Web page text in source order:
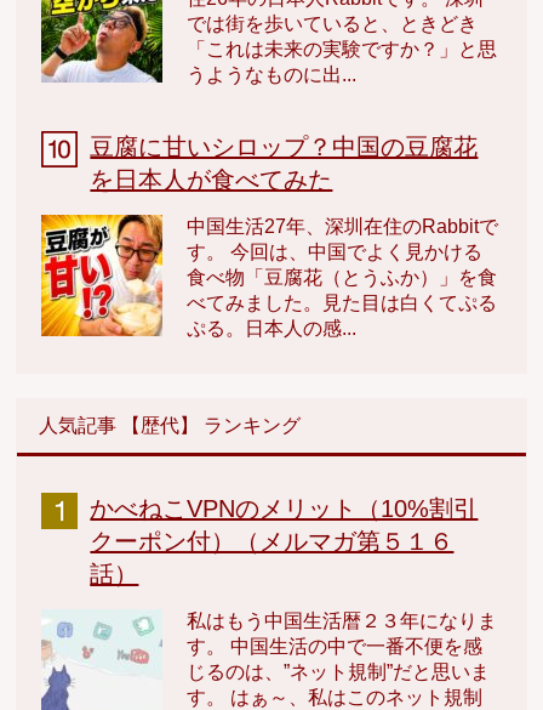
では街を歩いていると、ときどき
「これは未来の実験ですか？」と思
うようなものに出...
豆腐に甘いシロップ？中国の豆腐花
を日本人が食べてみた
中国生活27年、深圳在住のRabbitで
す。 今回は、中国でよく見かける
食べ物「豆腐花（とうふか）」を食
べてみました。見た目は白くてぷる
ぷる。日本人の感...
人気記事 【歴代】 ランキング
かべねこVPNのメリット（10%割引
クーポン付）（メルマガ第５１６
話）
私はもう中国生活暦２３年になりま
す。 中国生活の中で一番不便を感
じるのは、”ネット規制”だと思いま
す。 はぁ～、私はこのネット規制